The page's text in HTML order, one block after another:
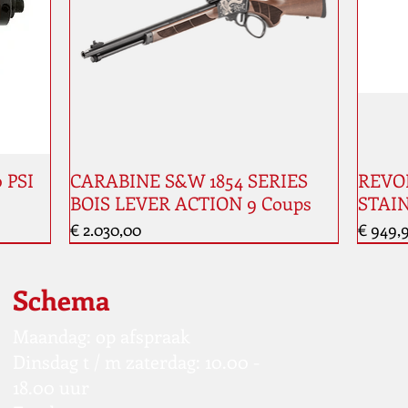
CARABINE S&W 1854 SERIES
BOIS LEVER ACTION 9 Coups
Prijs
€ 2.030,00 Prijs
€
Schema